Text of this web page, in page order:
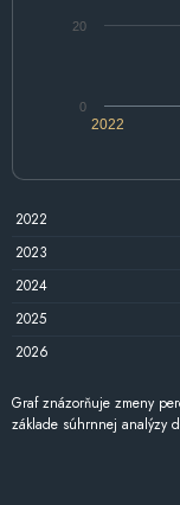
2022
0
20
2022
2023
2024
2025
2026
Graf znázorňuje zmeny
základe súhrnnej analýzy